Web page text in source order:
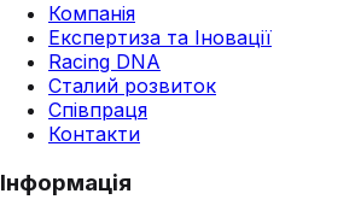
Компанія
Експертиза та Іновації
Racing DNA
Сталий розвиток
Співпраця
Контакти
Інформація